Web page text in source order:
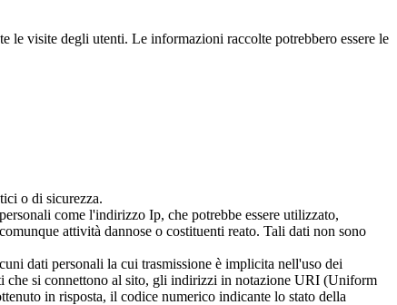
le visite degli utenti. Le informazioni raccolte potrebbero essere le
o di sicurezza.
come l'indirizzo Ip, che potrebbe essere utilizzato,
attività dannose o costituenti reato. Tali dati non sono
dati personali la cui trasmissione è implicita nell'uso dei
che si connettono al sito, gli indirizzi in notazione URI (Uniform
in risposta, il codice numerico indicante lo stato della